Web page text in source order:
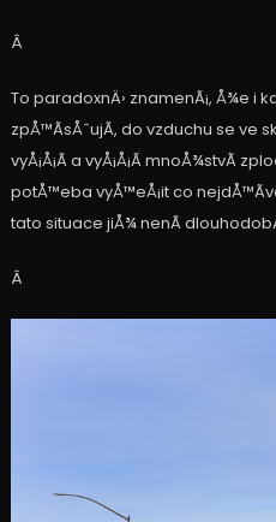
Â
To paradoxnÄ› znamenÃ¡, Å¾e i
zpÅ™Ã­sÅˆujÃ­, do vzduchu se ve
vyÅ¡Å¡Ã­ a vyÅ¡Å¡Ã­ mnoÅ¾stvÃ­
potÅ™eba vyÅ™eÅ¡it co
tato situace jiÅ¾ nenÃ­
Â